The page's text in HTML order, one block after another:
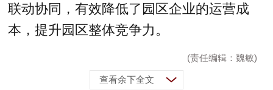
联动协同，有效降低了园区企业的运营成
本，提升园区整体竞争力。
(责任编辑：魏敏)
查看余下全文